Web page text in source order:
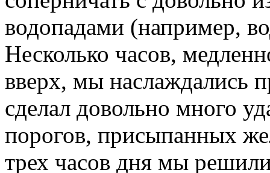
водопадами (например,
Несколько часов,
вверх, мы наслаждались
сделал довольно много
порогов, присыпанных
трех часов дня мы